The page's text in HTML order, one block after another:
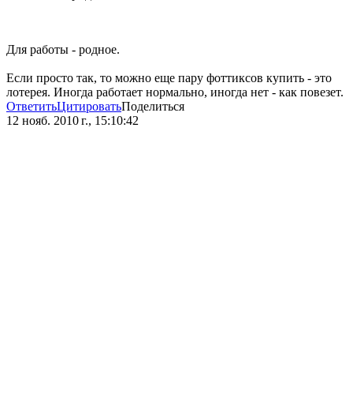
Для работы - родное.
Если просто так, то можно еще пару фоттиксов купить - это
лотерея. Иногда работает нормально, иногда нет - как повезет.
ОтветитьЦитироватьПоделиться
12 нояб. 2010 г., 15:10:42